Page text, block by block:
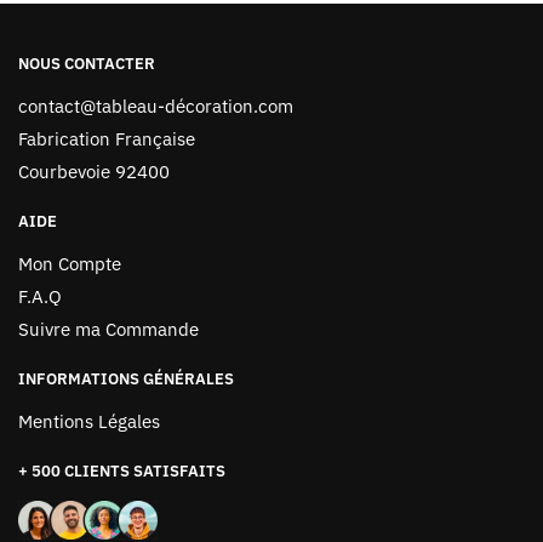
NOUS CONTACTER
contact@tableau-décoration.com
Fabrication Française
Courbevoie 92400
AIDE
Mon Compte
F.A.Q
Suivre ma Commande
INFORMATIONS GÉNÉRALES
Mentions Légales
+ 500 CLIENTS SATISFAITS